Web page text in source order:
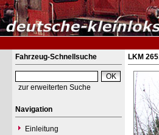
Fahrzeug-Schnellsuche
zur erweiterten Suche
Navigation
Einleitung
LKM